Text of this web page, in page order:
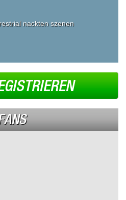
nackten szenen